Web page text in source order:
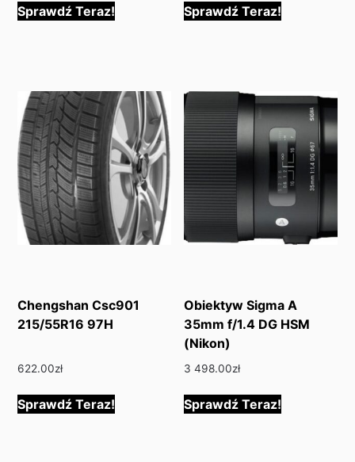
Sprawdź Teraz! Sprawdź Teraz!
Chengshan Csc901
215/55R16 97H
622.00zł
Sprawdź Teraz!
Obiektyw Sigma A
35mm f/1.4 DG HSM
(Nikon)
3 498.00zł
Sprawdź Teraz!